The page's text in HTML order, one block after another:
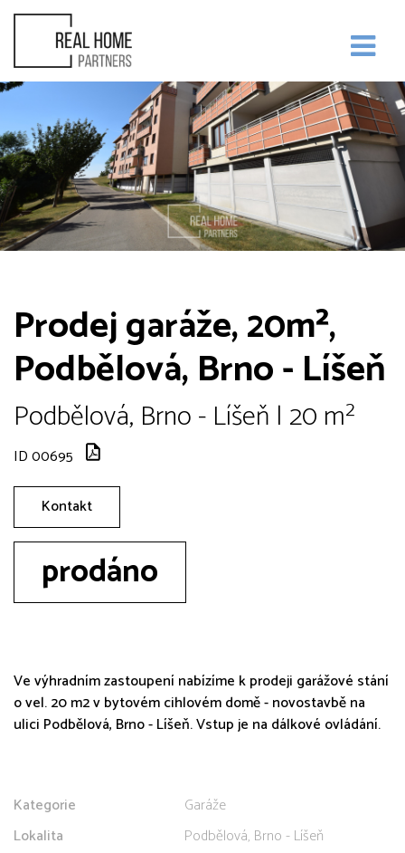
Prodej garáže, 20m²,
Podbělová, Brno - Líšeň
Podbělová, Brno - Líšeň | 20 m²
ID 00695
Kontakt
prodáno
Ve výhradním zastoupení nabízíme k prodeji garážové stání
o vel. 20 m2 v bytovém cihlovém domě - novostavbě na
ulici Podbělová, Brno - Líšeň. Vstup je na dálkové ovládání.
Kategorie
Garáže
Lokalita
Podbělová, Brno - Líšeň